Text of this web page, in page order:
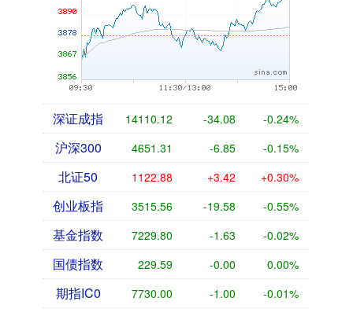
深证成指 14110.12 -34.08 -0.24%
沪深300 4651.31 -6.85 -0.15%
北证50 1122.88 +3.42 +0.30%
创业板指 3515.56 -19.58 -0.55%
基金指数 7229.80 -1.63 -0.02%
国债指数 229.59 -0.00 0.00%
期指IC0 7730.00 -1.00 -0.01%